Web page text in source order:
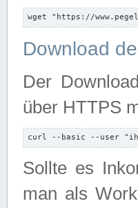
wget "https://
Download
Der
über HTTPS
curl --basic --user
Sollte es
man als